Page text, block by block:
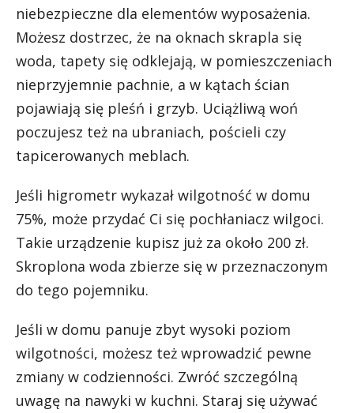
niebezpieczne dla elementów wyposażenia.
Możesz dostrzec, że na oknach skrapla się
woda, tapety się odklejają, w pomieszczeniach
nieprzyjemnie pachnie, a w kątach ścian
pojawiają się pleśń i grzyb. Uciążliwą woń
poczujesz też na ubraniach, pościeli czy
tapicerowanych meblach.
Jeśli higrometr wykazał wilgotność w domu
75%, może przydać Ci się pochłaniacz wilgoci.
Takie urządzenie kupisz już za około 200 zł.
Skroplona woda zbierze się w przeznaczonym
do tego pojemniku.
Jeśli w domu panuje zbyt wysoki poziom
wilgotności, możesz też wprowadzić pewne
zmiany w codzienności. Zwróć szczególną
uwagę na nawyki w kuchni. Staraj się używać